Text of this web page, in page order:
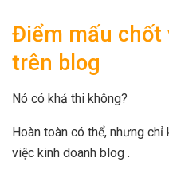
Điểm mấu chốt
trên blog
Nó có khả thi không?
Hoàn toàn có thể, nhưng
việc kinh doanh blog .